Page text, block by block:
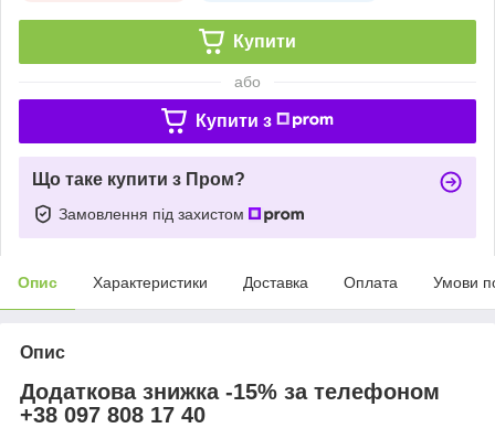
Купити
або
Купити з
Що таке купити з Пром?
Замовлення під захистом
Опис Характеристики Доставка Оплата Умови
Опис
Додаткова знижка -15% за телефоном
+38 097 808 17 40